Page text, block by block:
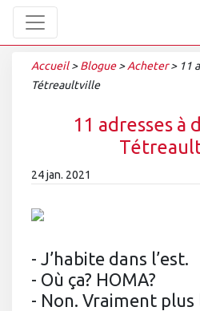
Accueil >Blogue >Acheter > 11
Tétreaultville
11 adresses à
24 jan. 2021
- J’habite dans l’est.
- Où ça? HOMA?
- Non. Vraiment plus